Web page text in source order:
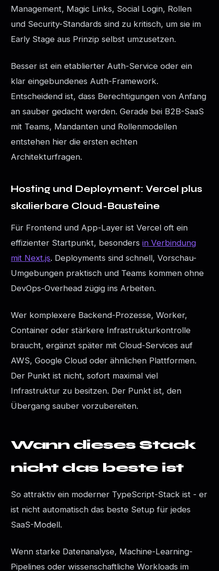
Management, Magic Links, Social Login, Rollen
und Security-Standards sind zu kritisch, um sie im
Early Stage aus Prinzip selbst umzusetzen.
Besser ist ein etablierter Auth-Service oder ein
klar eingebundenes Auth-Framework.
Entscheidend ist, dass Berechtigungen von Anfang
an sauber gedacht werden. Gerade bei B2B-SaaS
mit Teams, Mandanten und Rollenmodellen
entstehen hier die ersten echten
Architekturfragen.
Hosting und Deployment: Vercel plus
skalierbare Cloud-Bausteine
Für Frontend und App-Layer ist Vercel oft ein
effizienter Startpunkt, besondersin Verbindung
mit Next.js. Deployments sind schnell, Vorschau-
Umgebungen praktisch und Teams kommen ohne
DevOps-Overhead zügig ins Arbeiten.
Wer komplexere Backend-Prozesse, Worker,
Container oder stärkere Infrastrukturkontrolle
braucht, ergänzt später mit Cloud-Services auf
AWS, Google Cloud oder ähnlichen Plattformen.
Der Punkt ist nicht, sofort maximal viel
Infrastruktur zu besitzen. Der Punkt ist, den
Übergang sauber vorzubereiten.
Wann dieses Stack
nicht das beste ist
So attraktiv ein moderner TypeScript-Stack ist - er
ist nicht automatisch das beste Setup für jedes
SaaS-Modell.
Wenn starke Datenanalyse, Machine-Learning-
Pipelines oder wissenschaftliche Workloads im